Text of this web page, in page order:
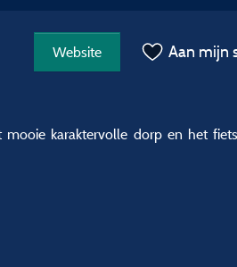
Website Aan mijn
karaktervolle dorp en het